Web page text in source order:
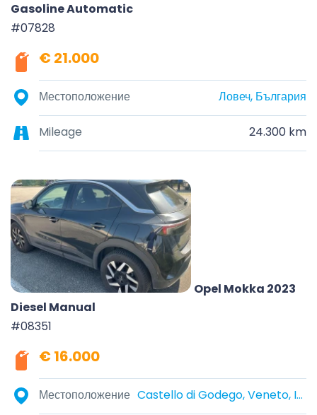
Gasoline Automatic
#07828
€ 21.000
Местоположение Ловеч, България
Mileage 24.300 km
Opel Mokka 2023
Diesel Manual
#08351
€ 16.000
Местоположение Castello di Godego, Veneto, Italia